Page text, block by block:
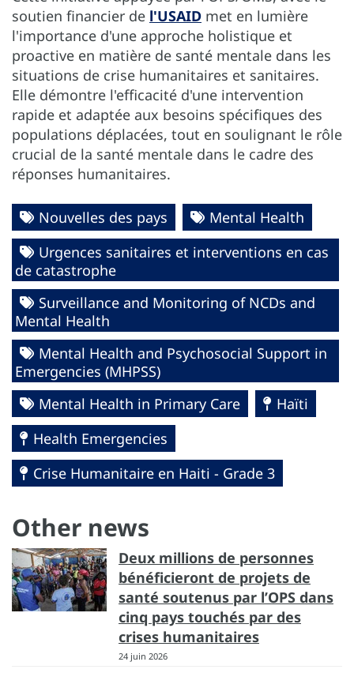
soutien financier de l'USAID met en lumière
l'importance d'une approche holistique et
proactive en matière de santé mentale dans les
situations de crise humanitaires et sanitaires.
Elle démontre l'efficacité d'une intervention
rapide et adaptée aux besoins spécifiques des
populations déplacées, tout en soulignant le rôle
crucial de la santé mentale dans le cadre des
réponses humanitaires.
Nouvelles des pays
Mental Health
Urgences sanitaires et interventions en cas
de catastrophe
Surveillance and Monitoring of NCDs and
Mental Health
Mental Health and Psychosocial Support in
Emergencies (MHPSS)
Mental Health in Primary Care
Haïti
Health Emergencies
Crise Humanitaire en Haiti - Grade 3
Other news
Deux millions de personnes
bénéficieront de projets de
santé soutenus par l’OPS dans
cinq pays touchés par des
crises humanitaires
24 juin 2026